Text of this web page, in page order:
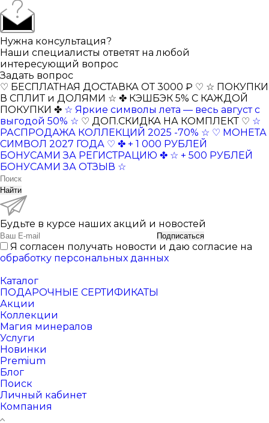
Нужна консультация?
Наши специалисты ответят на любой
интересующий вопрос
Задать вопрос
♡ БЕСПЛАТНАЯ ДОСТАВКА ОТ 3000 ₽ ♡ ☆ ПОКУПКИ
В СПЛИТ и ДОЛЯМИ ☆ ✤ КЭШБЭК 5% С КАЖДОЙ
ПОКУПКИ ✤ ☆ Яркие символы лета — весь август с
выгодой 50% ☆ ♡ ДОП.СКИДКА НА КОМПЛЕКТ ♡ ☆
РАСПРОДАЖА КОЛЛЕКЦИЙ 2025 -70% ☆ ♡ МОНЕТА
СИМВОЛ 2027 ГОДА ♡ ✤ + 1 000 РУБЛЕЙ
БОНУСАМИ ЗА РЕГИСТРАЦИЮ ✤ ☆ + 500 РУБЛЕЙ
БОНУСАМИ ЗА ОТЗЫВ ☆
Найти
Будьте в курсе наших акций и новостей
Подписаться
Я согласен получать новости и даю согласие на
обработку персональных данных
Каталог
ПОДАРОЧНЫЕ СЕРТИФИКАТЫ
Акции
Коллекции
Магия минералов
Услуги
Новинки
Premium
Блог
Поиск
Личный кабинет
Компания